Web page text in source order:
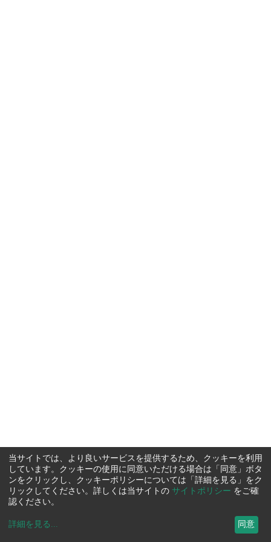
当サイトでは、より良いサービスを提供するため、クッキーを利用
しています。クッキーの使用に同意いただける場合は「同意」ボタ
ンをクリックし、クッキーポリシーについては「詳細を見る」をク
リックしてください。詳しくは当サイトの サイトポリシー をご確
認ください。
詳細を見る ... 同意